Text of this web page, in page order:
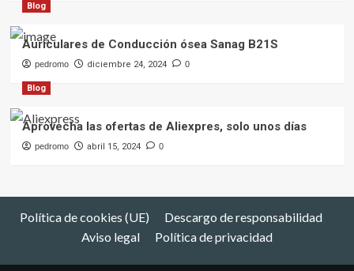
Blog
Auriculares de Conducción ósea Sanag B21S
pedromo diciembre 24, 2024 0
Blog
Aprovecha las ofertas de Aliexpres, solo unos días
pedromo abril 15, 2024 0
Política de cookies (UE)
Descargo de responsabilidad
Aviso legal
Política de privacidad